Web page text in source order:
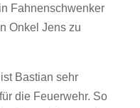
Fahnenschwenker
Onkel Jens zu
Bastian sehr
die Feuerwehr. So